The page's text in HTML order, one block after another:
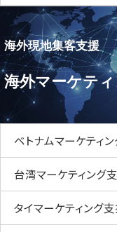
海外現地集客支援
海外マーケテ
ベトナムマーケティ
台湾マーケティング
タイマーケティング